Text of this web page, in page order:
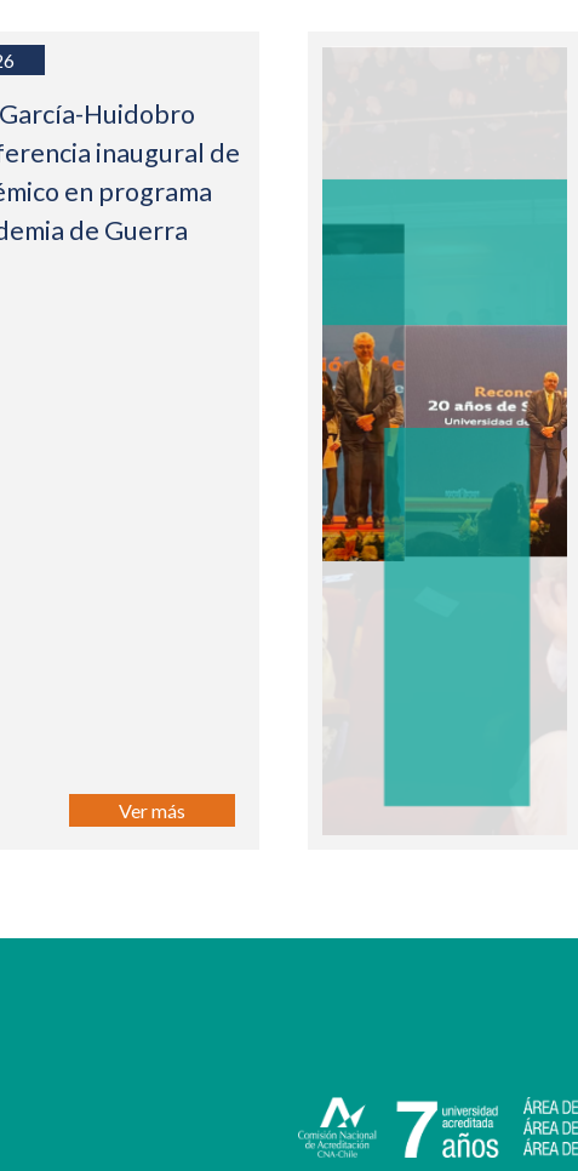
Huidobro
inaugural de
en programa
de Guerra
Ver más